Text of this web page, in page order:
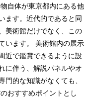
自体が東京都内にある他
ます。近代的であると同
美術館だけでなく、この
います。 美術館内の展示
近で鑑賞できるように設
に伴う、解説パネルやオ
門的な知識がなくても、
おすすめポイントとし